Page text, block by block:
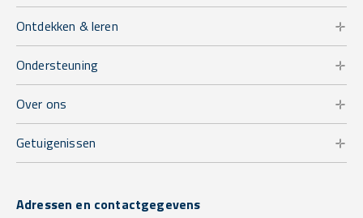
Ontdekken & leren
Ondersteuning
Over ons
Getuigenissen
Adressen en contactgegevens